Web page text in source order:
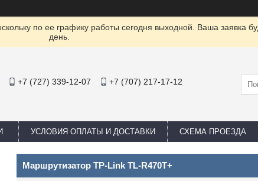
по ее графику работы сегодня выходной. Ваша заявка
день.
+7 (727) 339-12-07 +7 (707) 217-17-12
УСЛОВИЯ ОПЛАТЫ И ДОСТАВКИ СХЕМА ПРОЕЗДА
Маршрутизатор TP-Link TL-R470T+